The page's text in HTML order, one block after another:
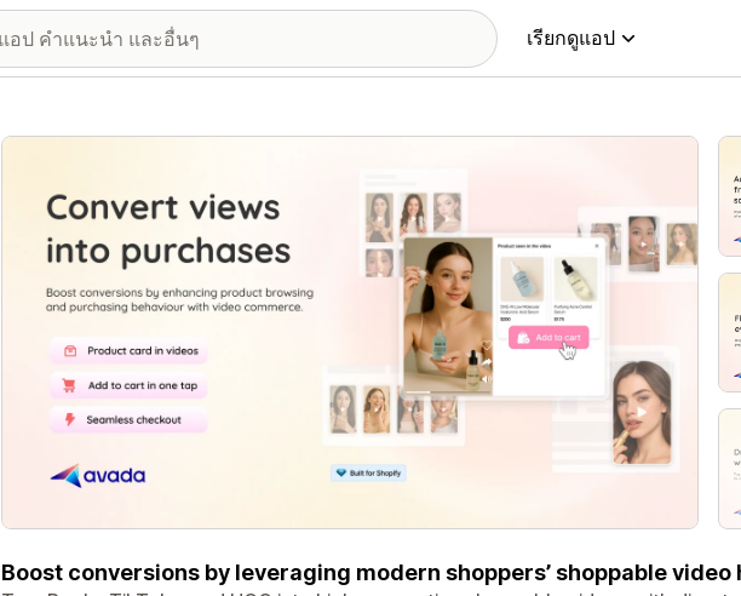
เรียกดูแอป
แกลเลอรีรูปภาพที่แสดง
Boost conversions by leveraging modern shoppers’ shoppable video